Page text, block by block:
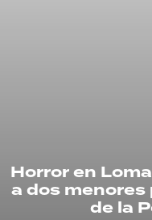
Horror en
a dos menores
de la
RECETAS
PALABRAS